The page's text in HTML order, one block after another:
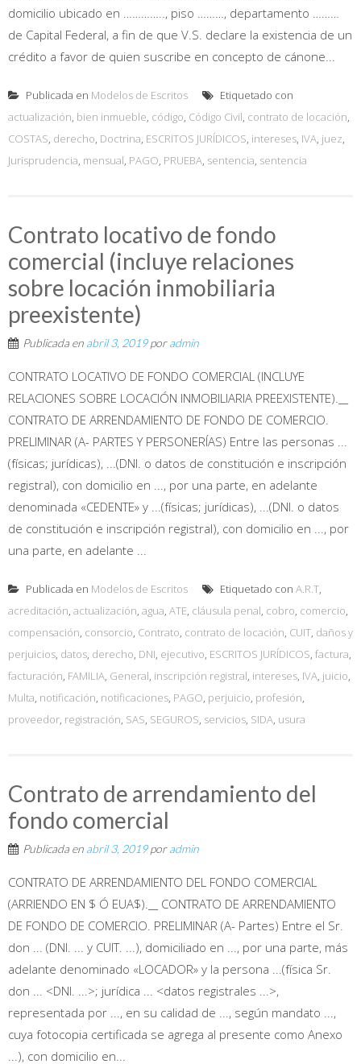
domicilio ubicado en ………….., piso ………, departamento ………
de Capital Federal, a fin de que V.S. declare la existencia de un
crédito a favor de quien suscribe en concepto de cánone...
Publicada en Modelos de Escritos
Etiquetado con
actualización, bien inmueble, código, Código Civil, contrato de locación,
COSTAS, derecho, Doctrina, ESCRITOS JURÍDICOS, intereses, IVA, juez,
Jurisprudencia, mensual, PAGO, PRUEBA, sentencia, sentencia
Contrato locativo de fondo
comercial (incluye relaciones
sobre locación inmobiliaria
preexistente)
Publicada en abril 3, 2019poradmin
CONTRATO LOCATIVO DE FONDO COMERCIAL (INCLUYE
RELACIONES SOBRE LOCACIÓN INMOBILIARIA PREEXISTENTE).__
CONTRATO DE ARRENDAMIENTO DE FONDO DE COMERCIO.
PRELIMINAR (A- PARTES Y PERSONERÍAS) Entre las personas ...
(físicas; jurídicas), ...(DNI. o datos de constitución e inscripción
registral), con domicilio en ..., por una parte, en adelante
denominada «CEDENTE» y ...(físicas; jurídicas), ...(DNI. o datos
de constitución e inscripción registral), con domicilio en ..., por
una parte, en adelante ...
Publicada en Modelos de Escritos Etiquetado con A.R.T,
acreditación, actualización, agua, ATE, cláusula penal, cobro, comercio,
compensación, consorcio, Contrato, contrato de locación, CUIT, daños y
perjuicios, datos, derecho, DNI, ejecutivo, ESCRITOS JURÍDICOS, factura,
facturación, FAMILIA, General, inscripción registral, intereses, IVA, juicio,
Multa, notificación, notificaciones, PAGO, perjuicio, profesión,
proveedor, registración, SAS, SEGUROS, servicios, SIDA, usura
Contrato de arrendamiento del
fondo comercial
Publicada en abril 3, 2019poradmin
CONTRATO DE ARRENDAMIENTO DEL FONDO COMERCIAL
(ARRIENDO EN $ Ó EUA$).__ CONTRATO DE ARRENDAMIENTO
DE FONDO DE COMERCIO. PRELIMINAR (A- Partes) Entre el Sr.
don ... (DNI. ... y CUIT. ...), domiciliado en ..., por una parte, más
adelante denominado «LOCADOR» y la persona ...(física Sr.
don ... <DNI. ...>; jurídica ... <datos registrales ...>,
representada por ..., en su calidad de ..., según mandato ...,
cuya fotocopia certificada se agrega al presente como Anexo
...), con domicilio en...